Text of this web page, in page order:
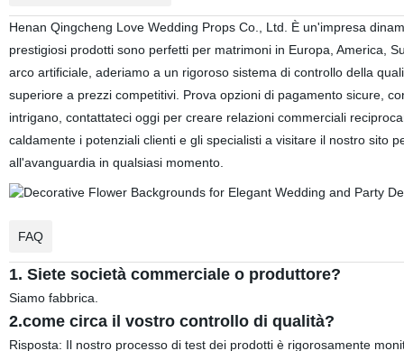
Henan Qingcheng Love Wedding Props Co., Ltd. È un'impresa
prestigiosi prodotti sono perfetti per matrimoni in Europa, America,
arco artificiale, aderiamo a un rigoroso sistema di controllo della
superiore a prezzi competitivi. Prova opzioni di pagamento sicure,
intrigano, contattateci oggi per creare relazioni commerciali
caldamente i potenziali clienti e gli specialisti a visitare il nostro sito
all'avanguardia in qualsiasi momento.
FAQ
1. Siete società commerciale o produttore?
Siamo fabbrica.
2.come circa il vostro controllo di qualità?
Risposta: Il nostro processo di test dei prodotti è rigorosamente